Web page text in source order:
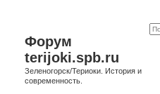
Форум
terijoki.spb.ru
Зеленогорск/Териоки. История и
современность.